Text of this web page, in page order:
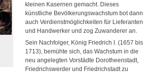
kleinen Kasernen gemacht. Dieses
künstliche Bevölkerungswachstum bot dann
auch Verdienstmöglichkeiten für Lieferanten
und Handwerker und zog Zuwanderer an.
Sein Nachfolger, König Friedrich I. (1657 bis
1713), bemühte sich, das Wachstum in die
neu angelegten Vorstädte Dorotheenstadt,
Friedrichswerder und Friedrichstadt zu